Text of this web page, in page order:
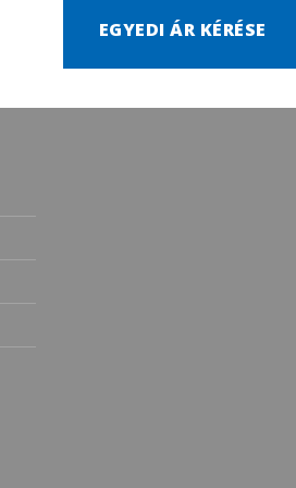
EGYEDI ÁR KÉRÉSE